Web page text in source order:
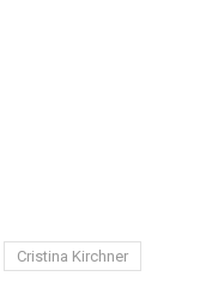
Cristina Kirchner